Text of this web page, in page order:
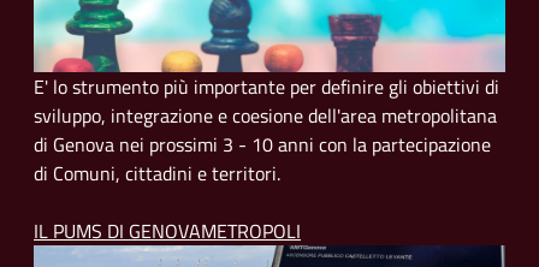
E' lo strumento più importante per definire gli obiettivi di
sviluppo, integrazione e coesione dell'area metropolitana
di Genova nei prossimi 3 - 10 anni con la partecipazione
di Comuni, cittadini e territori.
IL PUMS DI GENOVAMETROPOLI